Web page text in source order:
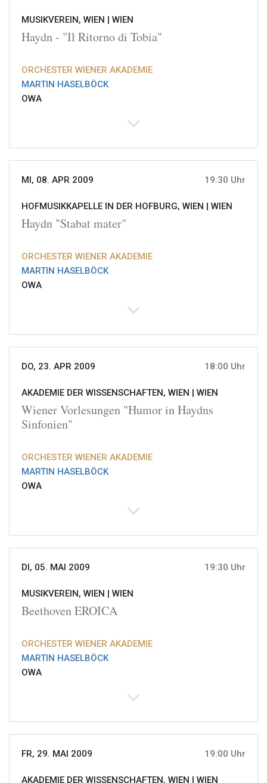
MUSIKVEREIN, WIEN | WIEN
Haydn - "Il Ritorno di Tobia"
ORCHESTER WIENER AKADEMIE
MARTIN HASELBÖCK
OWA
MI, 08. APR 2009 19:30 Uhr
HOFMUSIKKAPELLE IN DER HOFBURG, WIEN | WIEN
Haydn "Stabat mater"
ORCHESTER WIENER AKADEMIE
MARTIN HASELBÖCK
OWA
DO, 23. APR 2009 18:00 Uhr
AKADEMIE DER WISSENSCHAFTEN, WIEN | WIEN
Wiener Vorlesungen "Humor in Haydns
Sinfonien"
ORCHESTER WIENER AKADEMIE
MARTIN HASELBÖCK
OWA
DI, 05. MAI 2009 19:30 Uhr
MUSIKVEREIN, WIEN | WIEN
Beethoven EROICA
ORCHESTER WIENER AKADEMIE
MARTIN HASELBÖCK
OWA
FR, 29. MAI 2009 19:00 Uhr
AKADEMIE DER WISSENSCHAFTEN, WIEN | WIEN